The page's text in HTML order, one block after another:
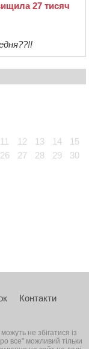
27 тисяч
11 12 13 14
15
26 27 28 29
30
Контакти
не збігатися із
все" можливий тільки